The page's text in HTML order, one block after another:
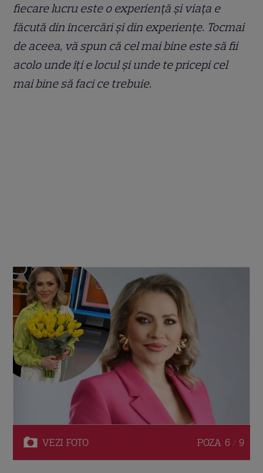
fiecare lucru este o experiență și viața e
făcută din încercări și din experiențe. Tocmai
de aceea, vă spun că cel mai bine este să fii
acolo unde îți e locul și unde te pricepi cel
mai bine să faci ce trebuie.
VEZI FOTO POZA 6 / 9